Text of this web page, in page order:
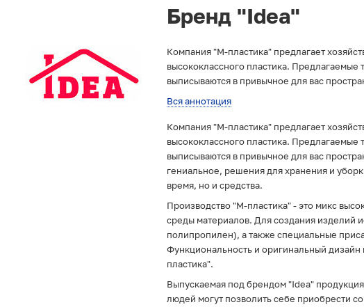
Бренд "Idea"
Компания "М-пластика" предлагает
высококлассного пластика.
выписываются в привычное для вас
Вся аннотация
Компания "М-пластика" предлагает
высококлассного пластика.
выписываются в привычное для вас
гениальное, решения для хранения и
время, но и средства.
Производство "М-пластика" - это микс
среды материалов. Для создания изделий
полипропилен), а также специальные
Функциональность и оригинальный
пластика".
Выпускаемая под брендом "Idea"
людей могут позволить себе приобрести